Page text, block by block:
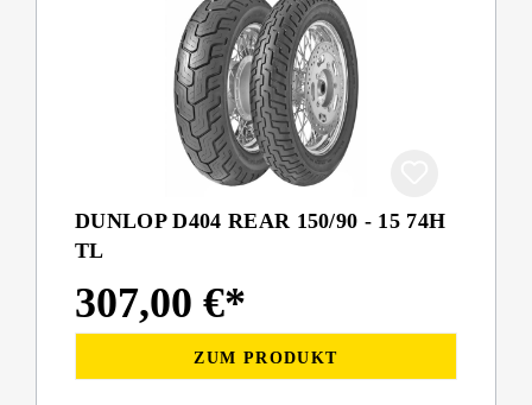
DUNLOP D404 REAR 150/90 - 15 74H
TL
307,00 €*
ZUM PRODUKT